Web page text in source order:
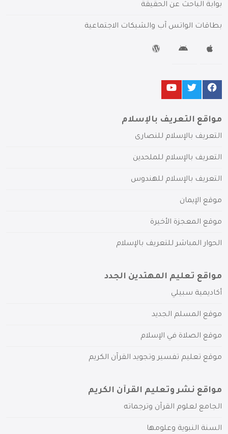
بوابة الباحث عن الحقيقة
بطاقات الواتس آب والشبكات الاجتماعية
مواقع التعريف بالإسلام
التعريف بالإسلام للنصارى
التعريف بالإسلام للملحدين
التعريف بالإسلام للهندوس
موقع الإيمان
موقع المعجزة الأخيرة
الحوار المباشر للتعريف بالإسلام
مواقع تعليم المهتدين الجدد
أكاديمية سبيلي
موقع المسلم الجديد
موقع الصلاة في الإسلام
موقع تعليم تفسير وتجويد القرآن الكريم
مواقع نشر وتعليم القرآن الكريم
الجامع لعلوم القرآن وترجماته
السنة النبوية وعلومها